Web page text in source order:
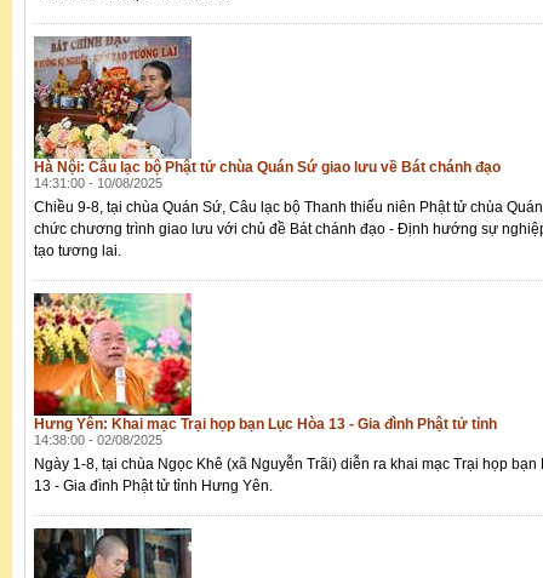
Hà Nội: Câu lạc bộ Phật tử chùa Quán Sứ giao lưu về Bát chánh đạo
14:31:00 - 10/08/2025
Chiều 9-8, tại chùa Quán Sứ, Câu lạc bộ Thanh thiếu niên Phật tử chùa
chức chương trình giao lưu với chủ đề Bát chánh đạo - Định hướng sự
tạo tương lai.
Hưng Yên: Khai mạc Trại họp bạn Lục Hòa 13 - Gia đình Phật tử tỉnh
14:38:00 - 02/08/2025
Ngày 1-8, tại chùa Ngọc Khê (xã Nguyễn Trãi) diễn ra khai mạc Trại họp bạn
13 - Gia đình Phật tử tỉnh Hưng Yên.